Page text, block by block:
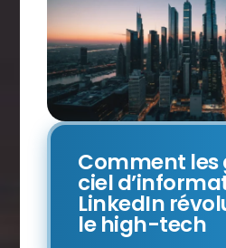
Comment
ciel
LinkedIn
le high-tech